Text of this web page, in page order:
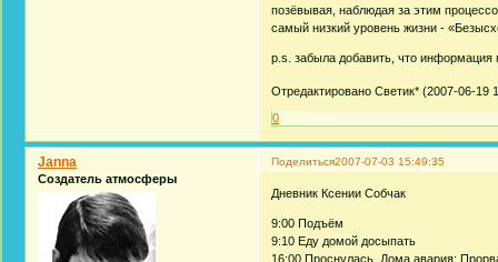
позёвывая, наблюдая за этим
самый низкий уровень жизни -
p.s. забыла добавить, что
Отредактировано Светик* (2007-06-19
0
Поделиться2007-07-03 15:49:35
Janna
Создатель атмосферы
Дневник Ксении Собчак
9:00 Подъём
9:10 Еду домой досыпать
16:00 Проснулась. Дома авария: